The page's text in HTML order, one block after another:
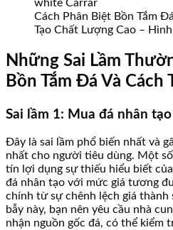
Cách Phân Biệt Bồn Tắm
Tạo Chất Lượng Cao –
Những Sai Lầm
Bồn Tắm Đá Và Cách
Sai lầm 1: Mua đá nhân
Đây là sai lầm phổ biến nhất và
nhất cho người tiêu dùng. Một
tín lợi dụng sự thiếu hiểu biết
đá nhân tạo với mức giá tương
chính từ sự chênh lệch giá
bẫy này, bạn nên yêu cầu nhà
nhận nguồn gốc đá, có thể kiểm